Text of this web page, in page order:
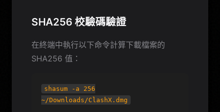
SHA256 校驗碼驗證
在終端中執行以下命令計算下載檔案的
SHA256 值：
shasum -a 256
~/Downloads/ClashX.dmg